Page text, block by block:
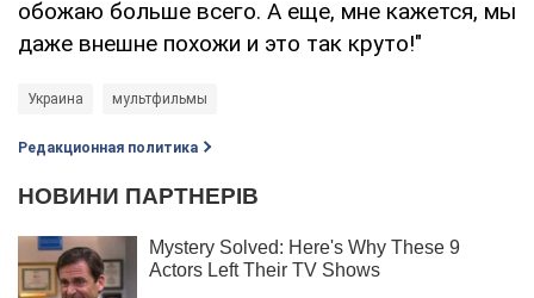
обожаю больше всего. А еще, мне кажется, мы
даже внешне похожи и это так круто!"
Украина мультфильмы
Редакционная политика